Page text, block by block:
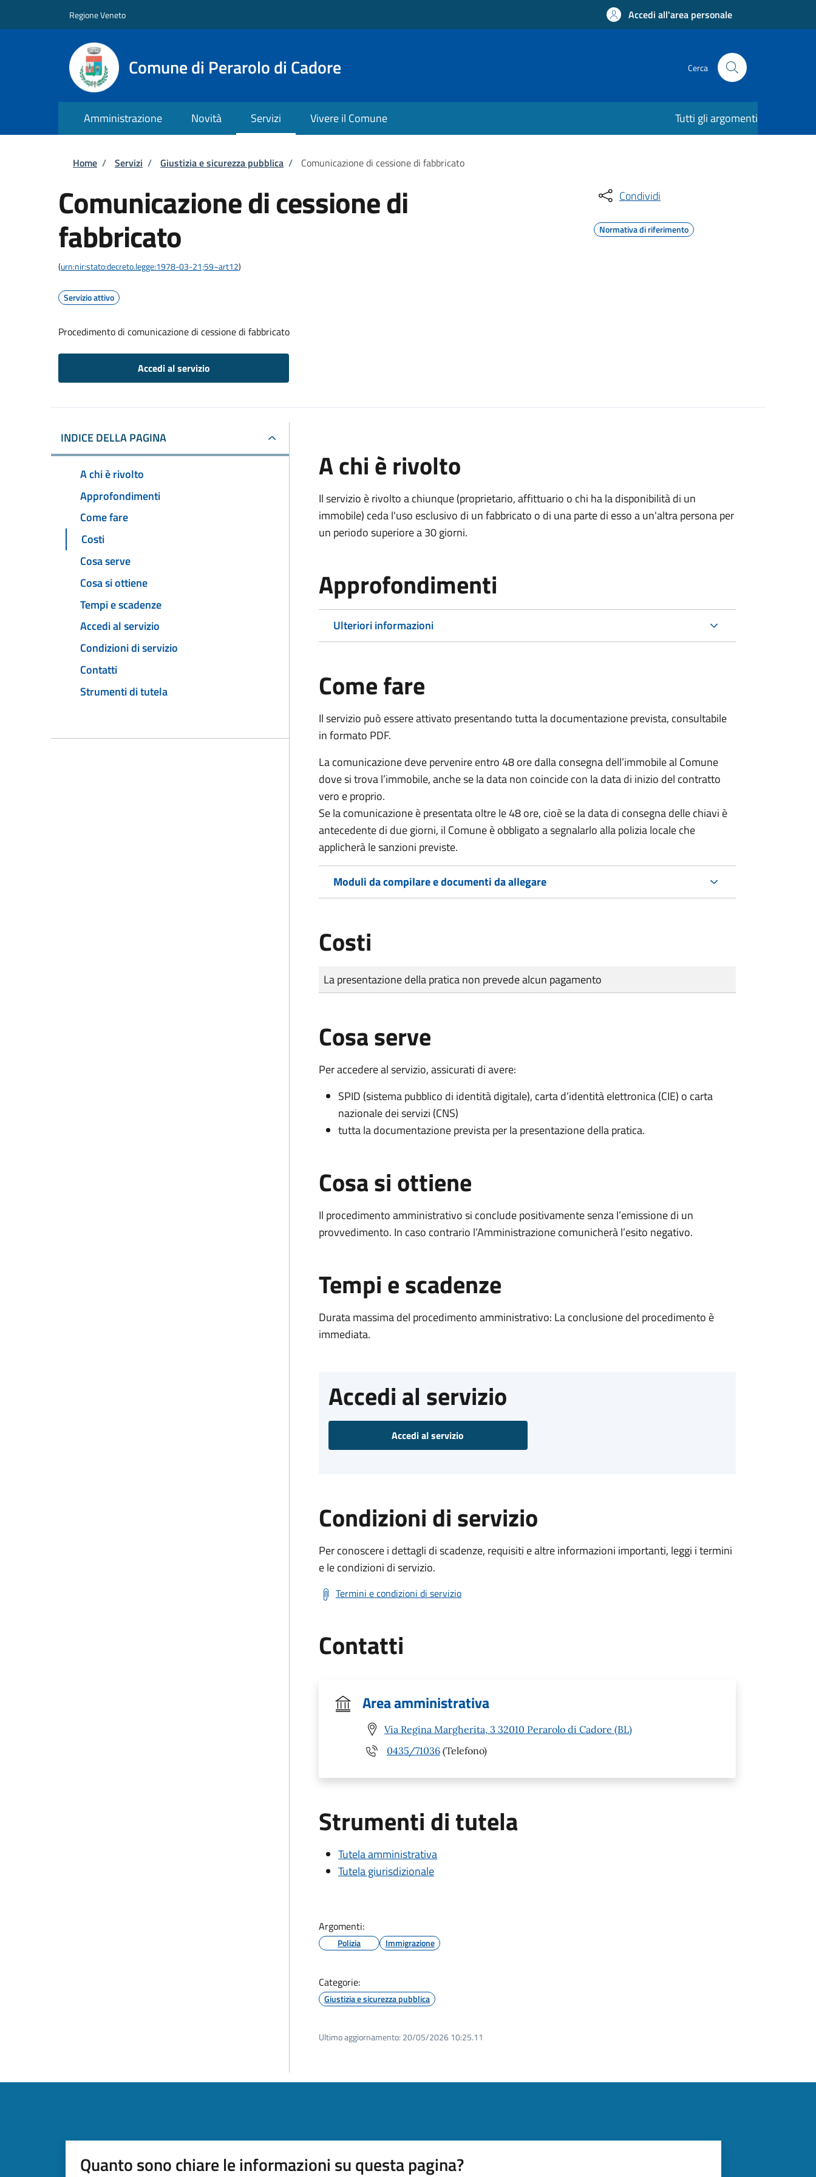
Regione Veneto Accedi all'area personale
Comune di Perarolo di Cadore Cerca
Amministrazione Novità Servizi Vivere il Comune Tutti gli argomenti
Briciole di pane
Home / Servizi / Giustizia e sicurezza pubblica / Comunicazione di cessione di fabbricato
Comunicazione di cessione di
fabbricato
(urn:nir:stato:decreto.legge:1978-03-21;59~art12)
Servizio attivo
Procedimento di comunicazione di cessione di fabbricato
Accedi al servizio
Condividi
Normativa di riferimento
INDICE DELLA PAGINA
A chi è rivolto
Approfondimenti
Come fare
Costi
Cosa serve
Cosa si ottiene
Tempi e scadenze
Accedi al servizio
Condizioni di servizio
Contatti
Strumenti di tutela
A chi è rivolto
Il servizio è rivolto a chiunque (proprietario, affittuario o chi ha la disponibilità di un
immobile) ceda l'uso esclusivo di un fabbricato o di una parte di esso a un'altra persona per
un periodo superiore a 30 giorni.
Approfondimenti
Ulteriori informazioni
Come fare
Il servizio può essere attivato presentando tutta la documentazione prevista, consultabile
in formato PDF.
La comunicazione deve pervenireentro 48 oredalla consegna dell’immobile al Comune
dove si trova l’immobile, anche se la data non coincide con la data di inizio del contratto
vero e proprio.
Se la comunicazione è presentata oltre le 48 ore, cioè se la data di consegna delle chiavi è
antecedente di due giorni, il Comune è obbligato a segnalarlo alla polizia locale che
applicherà le sanzioni previste.
Moduli da compilare e documenti da allegare
Costi
Tipo di pagamento
Importo
La presentazione della pratica non prevede alcun pagamento
Cosa serve
Per accedere al servizio, assicurati di avere:
SPID (sistema pubblico di identità digitale), carta d’identità elettronica (CIE) o carta
nazionale dei servizi (CNS)
tutta la documentazione prevista per la presentazione della pratica.
Cosa si ottiene
Il procedimento amministrativo si conclude positivamente senza l’emissione di un
provvedimento. In caso contrario l’Amministrazione comunicherà l’esito negativo.
Tempi e scadenze
Durata massima del procedimento amministrativo: La conclusione del procedimento è
immediata.
Accedi al servizio
Accedi al servizio
Condizioni di servizio
Per conoscere i dettagli di scadenze, requisiti e altre informazioni importanti, leggi i termini
e le condizioni di servizio.
Termini e condizioni di servizio
Contatti
Area amministrativa
Via Regina Margherita, 3 32010 Perarolo di Cadore (BL)
0435/71036 (Telefono)
Strumenti di tutela
Tutela amministrativa
Tutela giurisdizionale
Argomenti:
Polizia Immigrazione
Categorie:
Giustizia e sicurezza pubblica
Ultimo aggiornamento: 20/05/2026 10:25.11
Quanto sono chiare le informazioni su questa pagina?